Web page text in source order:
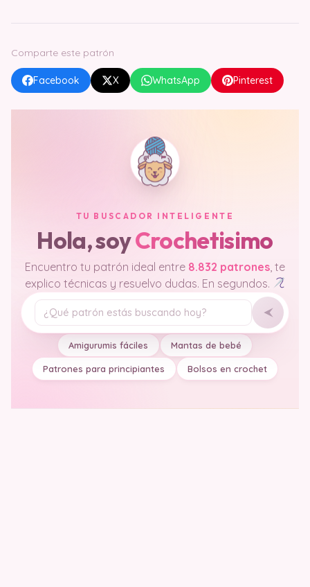
Comparte este patrón
Facebook X WhatsApp Pinterest
TU BUSCADOR INTELIGENTE
Hola, soyCrochetisimo
Encuentro tu patrón ideal entre 8.832 patrones , te
explico técnicas y resuelvo dudas. En segundos.
Tu pregunta
Amigurumis fáciles Mantas de bebé
Patrones para principiantes Bolsos en crochet